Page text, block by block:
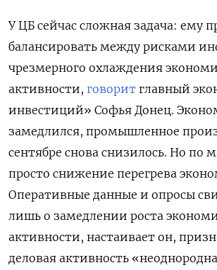
У ЦБ сейчас сложная задача: ему
балансировать между рисками
чрезмерного охлаждения
активности, говорит главный
инвестиций» Софья Донец.
замедлился, промышленное
сентябре снова снизилось. Но по
просто снижение перегрева
Оперативные данные и опросы
лишь о замедлении роста
активности, настаивает он,
деловая активность